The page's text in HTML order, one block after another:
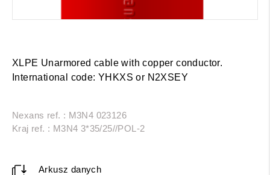
XLPE Unarmored cable with copper conductor.
International code: YHKXS or N2XSEY
Nexans ref. : M3N4 023126
Kraj ref. : M3N4 3*35/25//POL-2
Arkusz danych